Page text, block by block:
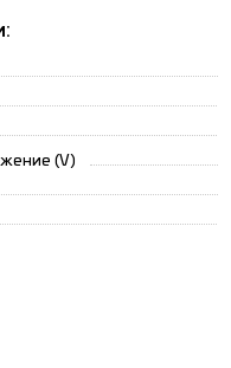
(V)